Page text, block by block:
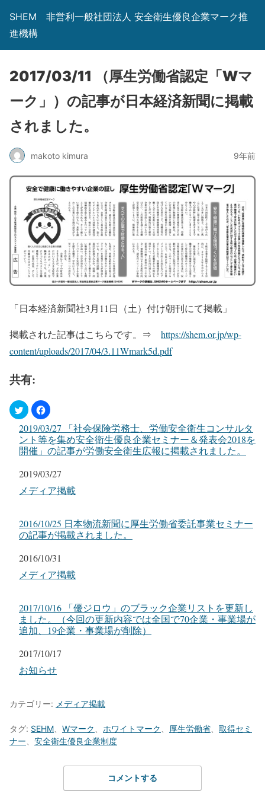
SHEM 非営利一般社団法人 安全衛生優良企業マーク推
進機構
2017/03/11 （厚生労働省認定「Wマ
ーク」）の記事が日本経済新聞に掲載
されました。
makoto kimura 9年前
「日本経済新聞社3月11日（土）付け朝刊にて掲載」
掲載された記事はこちらです。⇒ https://shem.or.jp/wp-
content/uploads/2017/04/3.11Wmark5d.pdf
共有:
2019/03/27 「社会保険労務士、労働安全衛生コンサルタ
ント等を集め安全衛生優良企業セミナー＆発表会2018を
開催」の記事が労働安全衛生広報に掲載されました。
日付
2019/03/27
関連理由
メディア掲載
2016/10/25 日本物流新聞に厚生労働省委託事業セミナー
の記事が掲載されました。
日付
2016/10/31
関連理由
メディア掲載
2017/10/16 「優ジロウ」のブラック企業リストを更新し
ました。（今回の更新内容では全国で70企業・事業場が
追加、19企業・事業場が削除）
日付
2017/10/17
関連理由
お知らせ
カテゴリー: メディア掲載
タグ: SEHM Wマーク ホワイトマーク 厚生労働省
取得セミ
ナー
安全衛生優良企業制度
コメントする